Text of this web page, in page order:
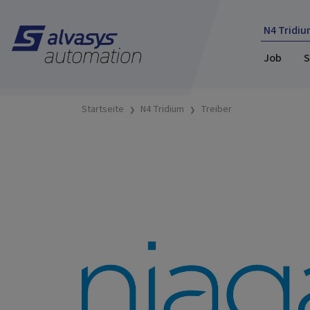
N4
Job
Startseite N4 Tridium Treiber